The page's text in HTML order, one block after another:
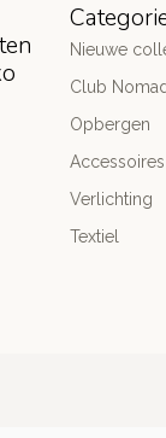
Nieuwe
Club
Opbergen
Accessoires
Verlichting
Textiel